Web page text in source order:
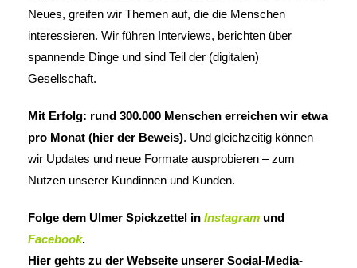
Neues, greifen wir Themen auf, die die Menschen
interessieren. Wir führen Interviews, berichten über
spannende Dinge und sind Teil der (digitalen)
Gesellschaft.
Mit Erfolg: rund 300.000 Menschen erreichen wir etwa
pro Monat (hier der Beweis). Und gleichzeitig können
wir Updates und neue Formate ausprobieren – zum
Nutzen unserer Kundinnen und Kunden.
Folge dem Ulmer Spickzettel in Instagram und
Facebook.
Hier gehts zu der Webseite unserer Social-Media-